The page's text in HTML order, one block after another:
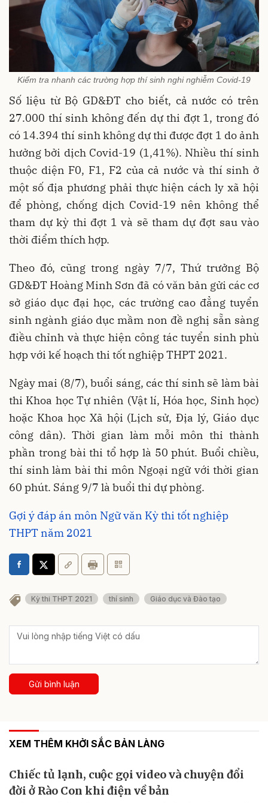
Kiểm tra nhanh các trường hợp thí sinh nghi nghiễm Covid-19
Số liệu từ Bộ GD&ĐT cho biết, cả nước có trên
27.000 thí sinh không đến dự thi đợt 1, trong đó
có 14.394 thí sinh không dự thi được đợt 1 do ảnh
hưởng bởi dịch Covid-19 (1,41%). Nhiều thí sinh
thuộc diện F0, F1, F2 của cả nước và thí sinh ở
một số địa phương phải thực hiện cách ly xã hội
để phòng, chống dịch Covid-19 nên không thể
tham dự kỳ thi đợt 1 và sẽ tham dự đợt sau vào
thời điểm thích hợp.
Theo đó, cũng trong ngày 7/7, Thứ trưởng Bộ
GD&ĐT Hoàng Minh Sơn đã có văn bản gửi các cơ
sở giáo dục đại học, các trường cao đẳng tuyển
sinh ngành giáo dục mầm non đề nghị sẵn sàng
điều chỉnh và thực hiện công tác tuyển sinh phù
hợp với kế hoạch thi tốt nghiệp THPT 2021.
Ngày mai (8/7), buổi sáng, các thí sinh sẽ làm bài
thi Khoa học Tự nhiên (Vật lí, Hóa học, Sinh học)
hoặc Khoa học Xã hội (Lịch sử, Địa lý, Giáo dục
công dân). Thời gian làm mỗi môn thi thành
phần trong bài thi tổ hợp là 50 phút. Buổi chiều,
thí sinh làm bài thi môn Ngoại ngữ với thời gian
60 phút. Sáng 9/7 là buổi thi dự phòng.
Gợi ý đáp án môn Ngữ văn Kỳ thi tốt nghiệp
THPT năm 2021
Kỳ thi THPT 2021 thí sinh Giáo dục và Đào tạo
Gửi bình luận
XEM THÊM KHỞI SẮC BẢN LÀNG
Chiếc tủ lạnh, cuộc gọi video và chuyện đổi
đời ở Rào Con khi điện về bản